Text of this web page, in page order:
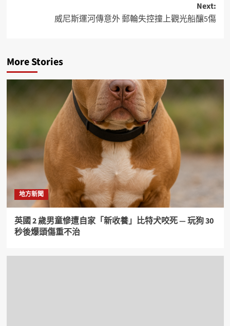
Next:
威尼斯運河傳意外 郵輪失控撞上觀光船釀5傷
More Stories
地方新聞
英國 2 歲男童慘遭自家「新收養」比特犬咬死 — 玩狗 30
秒後爆頭傷重不治